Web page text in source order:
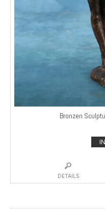
Bronzen
DETAILS